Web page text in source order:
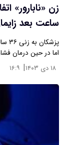
زن «نابارور»
ساعت بعد
اما در حین درمان
۱۸ دی ۱۴۰۳ | ۱۶:۹